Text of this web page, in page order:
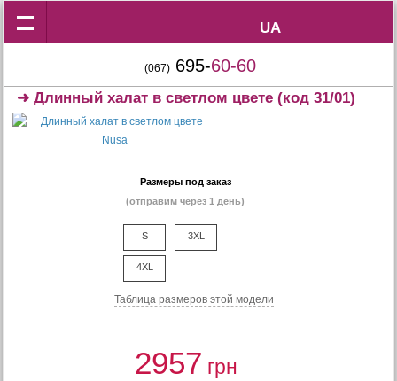
UA
UA
(067) 695-60-60
➜Длинный халат в светлом цвете (код 31/01)
Размеры под заказ
(отправим через 1 день)
S 3XL
4XL
Таблица размеров этой модели
2957 грн